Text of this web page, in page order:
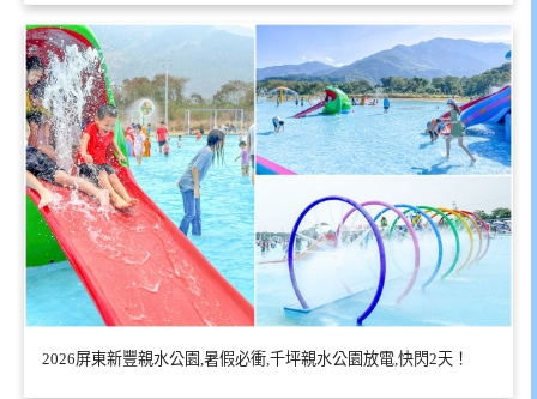
2026屏東新豐親水公園,暑假必衝,千坪親水公園放電,快閃2天！